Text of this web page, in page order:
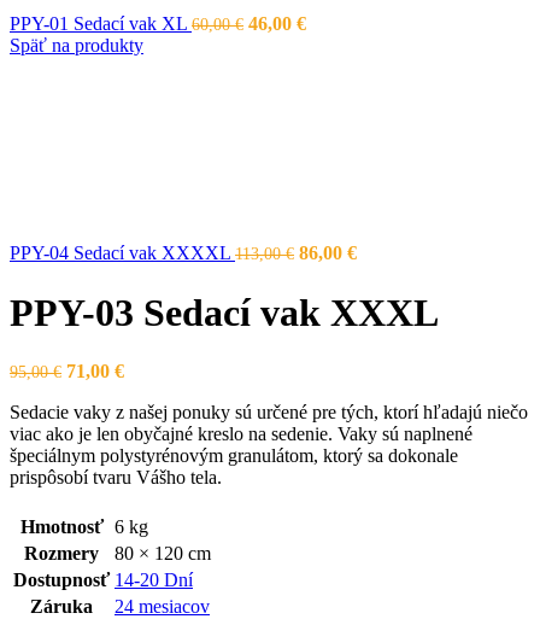
PPY-01 Sedací vak XL 60,00€ Pôvodná
46,00 €Aktuálna
Späť na produkty
PPY-04 Sedací vak XXXXL 113,00€ Pôvodná
bola:
113,00 €.
86,00 €Aktuálna
86,00 €.
PPY-03 Sedací vak XXXL
95,00€ Pôvodná
bola:
95,00 €.
71,00 €Aktuálna
je:
71,00 €.
Sedacie vaky z našej ponuky sú určené pre tých, ktorí hľadajú niečo
viac ako je len obyčajné kreslo na sedenie. Vaky sú naplnené
špeciálnym polystyrénovým granulátom, ktorý sa dokonale
prispôsobí tvaru Vášho tela.
Hmotnosť 6 kg
Rozmery
80 × 120 cm
Dostupnosť 14-20 Dní
Záruka
24 mesiacov